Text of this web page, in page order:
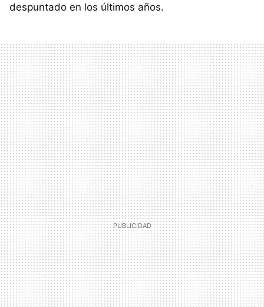
despuntado en los últimos años.